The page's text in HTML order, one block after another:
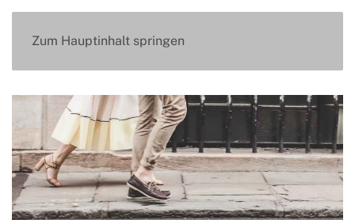
Zum Hauptinhalt springen